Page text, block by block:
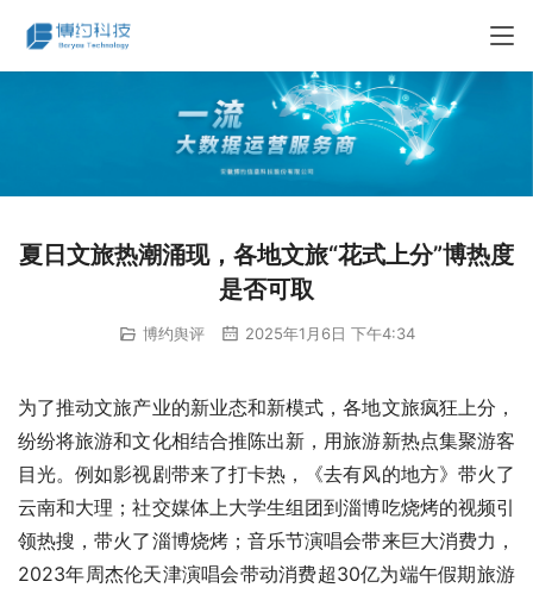
夏日文旅热潮涌现，各地文旅“花式上分”博热度
是否可取
博约舆评 2025年1月6日 下午4:34
为了推动文旅产业的新业态和新模式，各地文旅疯狂上分，
纷纷将旅游和文化相结合推陈出新，用旅游新热点集聚游客
目光。例如影视剧带来了打卡热，《去有风的地方》带火了
云南和大理；社交媒体上大学生组团到淄博吃烧烤的视频引
领热搜，带火了淄博烧烤；音乐节演唱会带来巨大消费力，
2023年周杰伦天津演唱会带动消费超30亿为端午假期旅游